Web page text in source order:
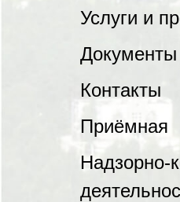
Услуги и
Документы
Контакты
Приёмная
Надзорно-